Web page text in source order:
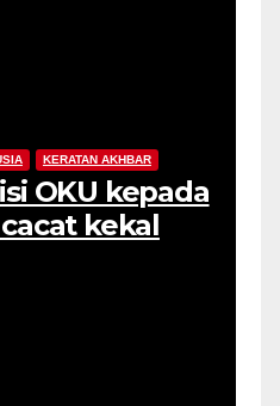
KERATAN AKHBAR
OKU kepada
kekal